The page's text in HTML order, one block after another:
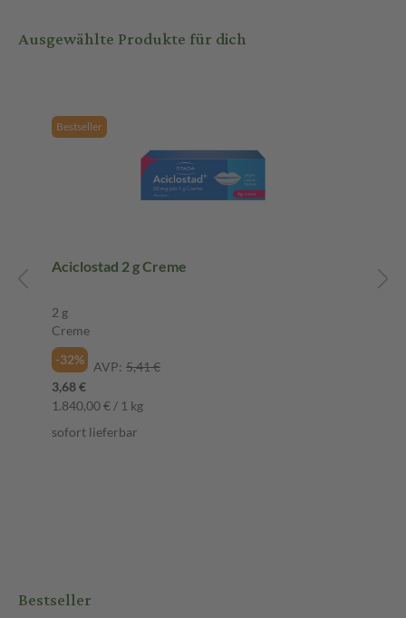
Ausgewählte Produkte für dich
Bestseller
Aciclostad 2 g Creme
2 g
Creme
-32%
AVP: 5,41 €
3,68 €
1.840,00 € / 1 kg
sofort lieferbar
Bestseller